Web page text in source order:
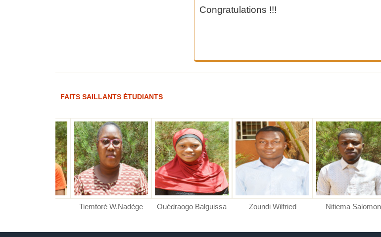
Congratulations !!!
FAITS SAILLANTS ÉTUDIANTS
Tiemtoré W.Nadège Ouédraogo Balguissa Zoundi Wilfried Nitiema Salomon